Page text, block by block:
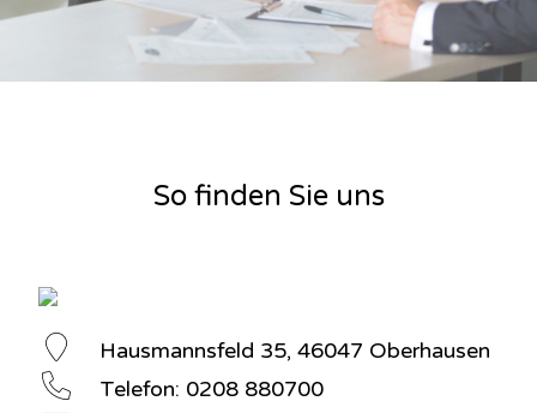
So finden Sie uns
Hausmannsfeld 35, 46047 Oberhausen
Telefon: 0208 880700